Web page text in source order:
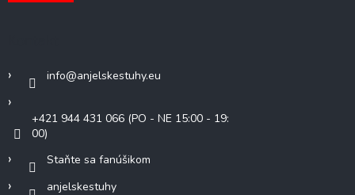
info@anjelskestuhy.eu
+421 944 431 066 (PO - NE 15:00 - 19:
00)
Staňte sa fanúšikom
anjelskestuhy